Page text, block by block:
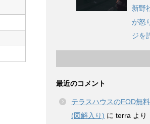
新野
が怒
ジを
最近のコメント
テラスハウスのFOD無
(図解入り) に terra より